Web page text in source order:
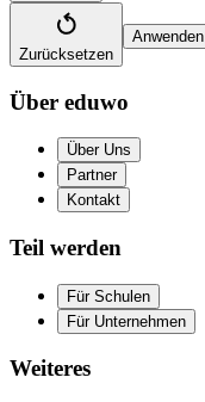
Zurücksetzen
Anwenden
Über eduwo
Über Uns
Partner
Kontakt
Teil werden
Für Schulen
Für Unternehmen
Weiteres